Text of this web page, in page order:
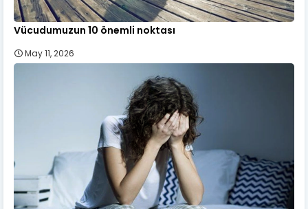
Vücudumuzun 10 önemli noktası
May 11, 2026